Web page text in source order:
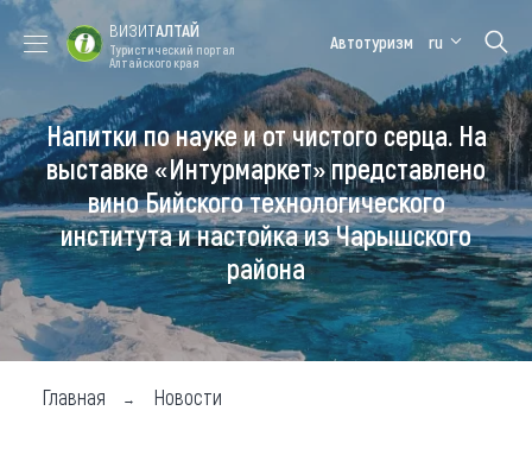
Форум VISIT
ALTAI
Цветение
маральника
Медицинский
форум
Алтайская
зимовка
Туры
Где побывать
Чем заняться
Где остановиться
ВИЗИТАЛТАЙ
Туристический портал
Алтайского края
Автотуризм ru
Напитки по науке и от чистого серца. На
выставке «Интурмаркет» представлено
вино Бийского технологического
института и настойка из Чарышского
района
Главная Новости